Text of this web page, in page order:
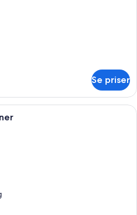
Se priser
Et hotelværelse med en stor seng,